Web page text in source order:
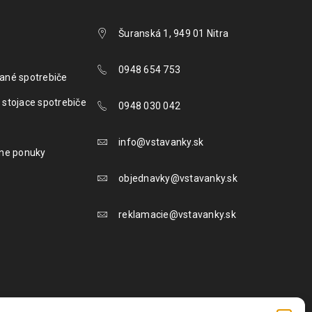
spotrebiče
stojace spotrebiče
ponuky
Šuranská 1, 949 01 Nitra
0948 654 753
0948 030 042
info@vstavanky.sk
objednavky@vstavanky.sk
reklamacie@vstavanky.sk